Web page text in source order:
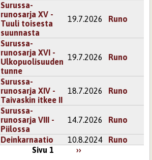
Surussa-
runosarja XV -
Tuuli toisesta
suunnasta
19.7.2026 Runo
Surussa-
runosarja XVI -
Ulkopuolisuuden
tunne
19.7.2026 Runo
Surussa-
runosarja XIV -
Taivaskin itkee II
18.7.2026 Runo
Surussa-
runosarja VIII -
Piilossa
14.7.2026 Runo
Deinkarnaatio 10.8.2024
Runo
Sivu 1
››